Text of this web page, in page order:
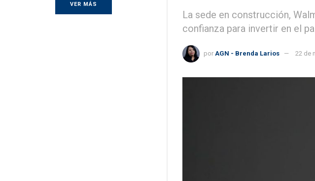
VER MÁS
La sede en construcción,
confianza para invertir en el
por AGN - Brenda Larios 22 de